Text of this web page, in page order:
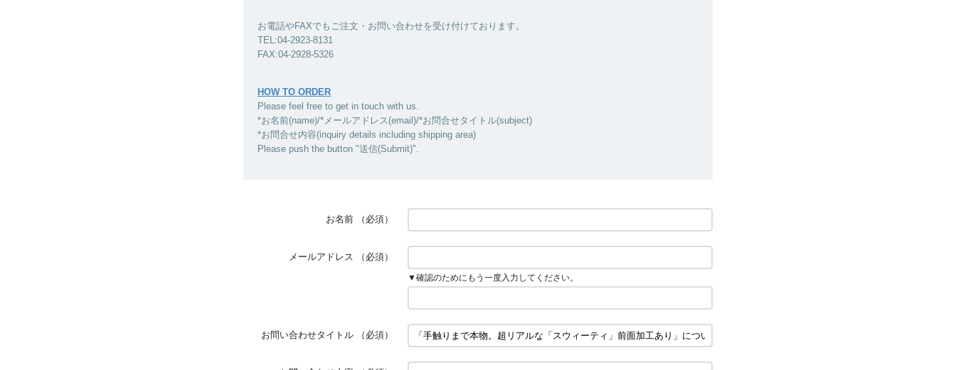
お電話やFAXでもご注文・お問い合わせを受け付けております。
TEL:04-2923-8131
FAX:04-2928-5326
HOW TO ORDER
Please feel free to get in touch with us.
*お名前(name)/*メールアドレス(email)/*お問合せタイトル(subject)
*お問合せ内容(inquiry details including shipping area)
Please push the button "送信(Submit)".
お名前 （必須）
メールアドレス （必須）
▼確認のためにもう一度入力してください。
お問い合わせタイトル （必須）